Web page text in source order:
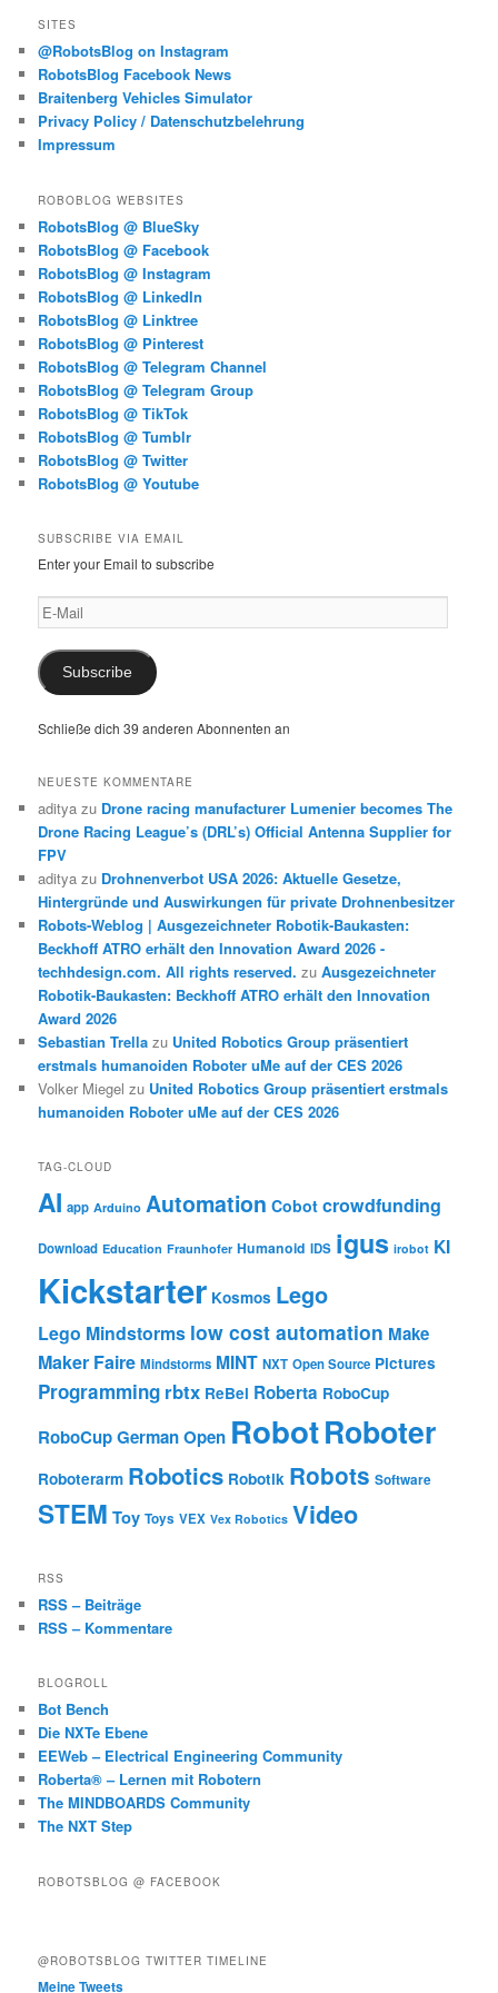
SITES
@RobotsBlog on Instagram
RobotsBlog Facebook News
Braitenberg Vehicles Simulator
Privacy Policy / Datenschutzbelehrung
Impressum
ROBOBLOG WEBSITES
RobotsBlog @ BlueSky
RobotsBlog @ Facebook
RobotsBlog @ Instagram
RobotsBlog @ LinkedIn
RobotsBlog @ Linktree
RobotsBlog @ Pinterest
RobotsBlog @ Telegram Channel
RobotsBlog @ Telegram Group
RobotsBlog @ TikTok
RobotsBlog @ Tumblr
RobotsBlog @ Twitter
RobotsBlog @ Youtube
SUBSCRIBE VIA EMAIL
Enter your Email to subscribe
E-
Mail
Subscribe
Schließe dich 39 anderen Abonnenten an
NEUESTE KOMMENTARE
aditya zu Drone racing manufacturer Lumenier becomes The
Drone Racing League’s (DRL’s) Official Antenna Supplier for
FPV
aditya zu Drohnenverbot USA 2026: Aktuelle Gesetze,
Hintergründe und Auswirkungen für private Drohnenbesitzer
Robots-Weblog | Ausgezeichneter Robotik-Baukasten:
Beckhoff ATRO erhält den Innovation Award 2026 -
techhdesign.com. All rights reserved. zuAusgezeichneter
Robotik-Baukasten: Beckhoff ATRO erhält den Innovation
Award 2026
Sebastian Trella zu United Robotics Group präsentiert
erstmals humanoiden Roboter uMe auf der CES 2026
Volker Miegel zu United Robotics Group präsentiert erstmals
humanoiden Roboter uMe auf der CES 2026
TAG-CLOUD
AI app Arduino Automation Cobot crowdfunding
Download Education Fraunhofer Humanoid IDS igus irobot KI
Kickstarter Kosmos Lego
Lego Mindstorms low cost automation Make
Maker Faire Mindstorms MINT NXT Open Source Pictures
Programming rbtx ReBel Roberta RoboCup
RoboCup German Open RobotRoboter
Roboterarm Robotics Robotik Robots Software
STEM Toy Toys VEX Vex Robotics Video
RSS
RSS – Beiträge
RSS – Kommentare
BLOGROLL
Bot Bench
Die NXTe Ebene
EEWeb – Electrical Engineering Community
Roberta® – Lernen mit Robotern
The MINDBOARDS Community
The NXT Step
ROBOTSBLOG @ FACEBOOK
@ROBOTSBLOG TWITTER TIMELINE
Meine Tweets